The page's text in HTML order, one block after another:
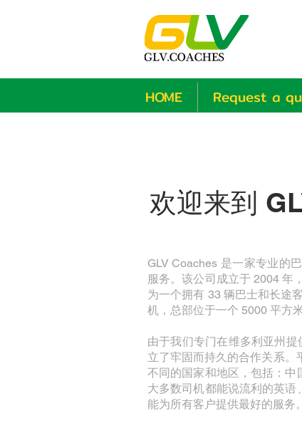
HOME Request a
欢迎来到
GLV Coaches 是一家专业的
服务。该公司成立于 2004 年
为一个拥有 33 辆巴士和长途
机，总部位于一个 5000 平方
由于我们专门在维多利亚州
立了牢固而持久的合作关系。
不同的国家和地区，包括：
大多数司机都能说流利的英
能为所有客户提供最好的服务。